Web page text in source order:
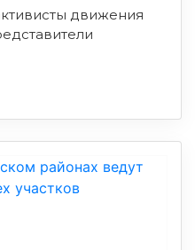
движения